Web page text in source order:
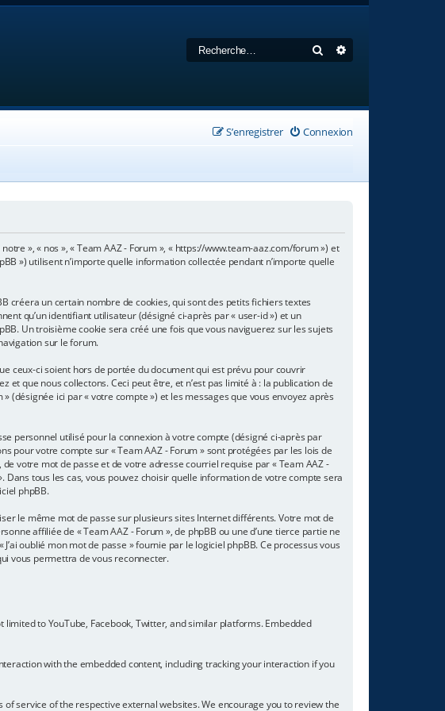
Rechercher
Connexion
S’enregistrer
», « nos », « Team AAZ - Forum », « https://www.team-aaz.com/forum ») et
») utilisent n’importe quelle information collectée pendant n’importe quelle
créera un certain nombre de cookies, qui sont des petits fichiers textes
qu’un identifiant utilisateur (désigné ci-après par « user-id ») et un
Un troisième cookie sera créé une fois que vous naviguerez sur les sujets
sur le forum.
ceux-ci soient hors de portée du document qui est prévu pour couvrir
que nous collectons. Ceci peut être, et n’est pas limité à : la publication de
(désignée ici par « votre compte ») et les messages que vous envoyez après
personnel utilisé pour la connexion à votre compte (désigné ci-après par
pour votre compte sur « Team AAZ - Forum » sont protégées par les lois de
votre mot de passe et de votre adresse courriel requise par « Team AAZ -
Dans tous les cas, vous pouvez choisir quelle information de votre compte sera
phpBB.
le même mot de passe sur plusieurs sites Internet différents. Votre mot de
affiliée de « Team AAZ - Forum », de phpBB ou une d’une tierce partie ne
oublié mon mot de passe » fournie par le logiciel phpBB. Ce processus vous
vous permettra de vous reconnecter.
to YouTube, Facebook, Twitter, and similar platforms. Embedded
with the embedded content, including tracking your interaction if you
service of the respective external websites. We encourage you to review the